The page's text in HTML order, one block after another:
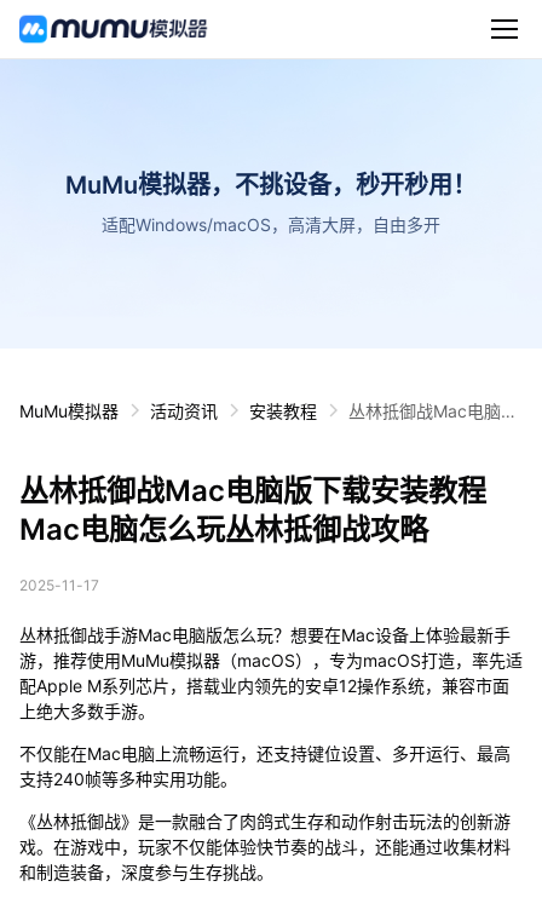
MuMu模拟器，不挑设备，秒开秒用！
适配Windows/macOS，高清大屏，自由多开
MuMu模拟器 活动资讯 安装教程
丛林抵御战Mac电脑版
丛林抵御战Mac电脑版下载安装教程
Mac电脑怎么玩丛林抵御战攻略
2025-11-17
丛林抵御战手游Mac电脑版怎么玩？想要在Mac设备上体验最新手
游，推荐使用MuMu模拟器（macOS），专为macOS打造，率先适
配Apple M系列芯片，搭载业内领先的安卓12操作系统，兼容市面
上绝大多数手游。
不仅能在Mac电脑上流畅运行，还支持键位设置、多开运行、最高
支持240帧等多种实用功能。
《丛林抵御战》是一款融合了肉鸽式生存和动作射击玩法的创新游
戏。在游戏中，玩家不仅能体验快节奏的战斗，还能通过收集材料
和制造装备，深度参与生存挑战。